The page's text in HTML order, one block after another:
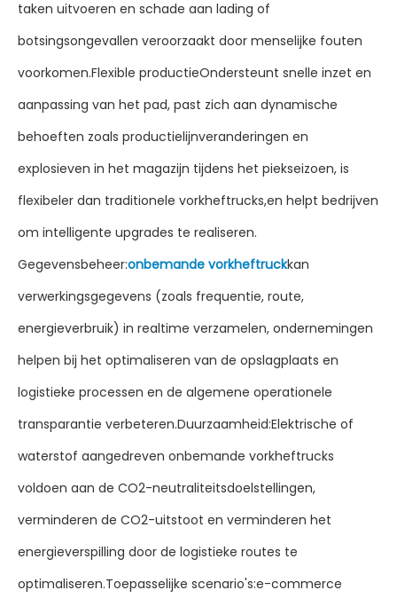
taken uitvoeren en schade aan lading of
botsingsongevallen veroorzaakt door menselijke fouten
voorkomen.Flexible productieOndersteunt snelle inzet en
aanpassing van het pad, past zich aan dynamische
behoeften zoals productielijnveranderingen en
explosieven in het magazijn tijdens het piekseizoen, is
flexibeler dan traditionele vorkheftrucks,en helpt bedrijven
om intelligente upgrades te realiseren.
Gegevensbeheer:onbemande vorkheftruckkan
verwerkingsgegevens (zoals frequentie, route,
energieverbruik) in realtime verzamelen, ondernemingen
helpen bij het optimaliseren van de opslagplaats en
logistieke processen en de algemene operationele
transparantie verbeteren.Duurzaamheid:Elektrische of
waterstof aangedreven onbemande vorkheftrucks
voldoen aan de CO2-neutraliteitsdoelstellingen,
verminderen de CO2-uitstoot en verminderen het
energieverspilling door de logistieke routes te
optimaliseren.Toepasselijke scenario's:e-commerce